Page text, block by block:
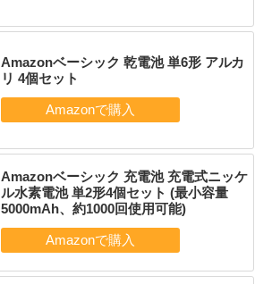
Amazonベーシック 乾電池 単6形 アルカ
リ 4個セット
Amazonベーシック 充電池 充電式ニッケ
ル水素電池 単2形4個セット (最小容量
5000mAh、約1000回使用可能)